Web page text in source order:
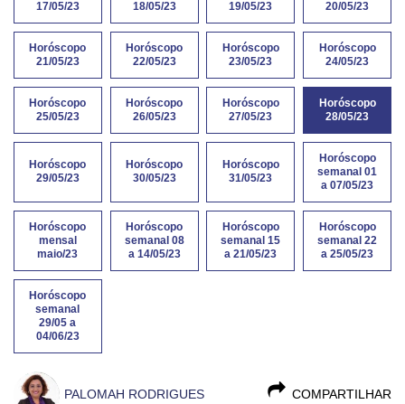
17/05/23 18/05/23 19/05/23 20/05/23
Horóscopo
21/05/23
Horóscopo
22/05/23
Horóscopo
23/05/23
Horóscopo
24/05/23
Horóscopo
25/05/23
Horóscopo
26/05/23
Horóscopo
27/05/23
Horóscopo
28/05/23
Horóscopo
29/05/23
Horóscopo
30/05/23
Horóscopo
31/05/23
Horóscopo
semanal 01
a 07/05/23
Horóscopo
mensal
maio/23
Horóscopo
semanal 08
a 14/05/23
Horóscopo
semanal 15
a 21/05/23
Horóscopo
semanal 22
a 25/05/23
Horóscopo
semanal
29/05 a
04/06/23
COMPARTILHAR
PALOMAH RODRIGUES